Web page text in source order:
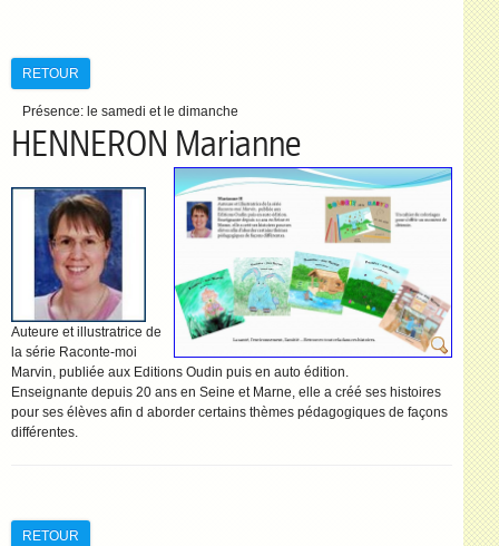
RETOUR
Présence: le samedi et le dimanche
HENNERON Marianne
Auteure et illustratrice de
la série Raconte-moi
Marvin, publiée aux Editions Oudin puis en auto édition.
Enseignante depuis 20 ans en Seine et Marne, elle a créé ses histoires
pour ses élèves afin d aborder certains thèmes pédagogiques de façons
différentes.
RETOUR